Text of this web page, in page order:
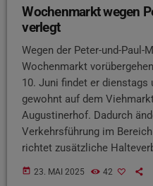
Wochenmarkt wegen
verlegt
Wegen der Peter-und-Paul-
Wochenmarkt
10. Juni findet er
gewohnt auf dem
Augustinerhof. Dadurch
Verkehrsführung im
richtet zusätzliche
today 23. MAI 2025 42